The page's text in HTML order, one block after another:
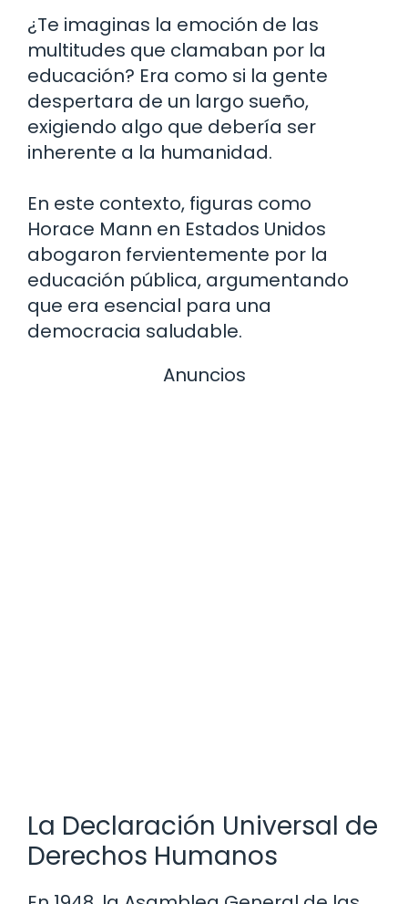
¿Te imaginas la emoción de las
multitudes que clamaban por la
educación? Era como si la gente
despertara de un largo sueño,
exigiendo algo que debería ser
inherente a la humanidad.
En este contexto, figuras como
Horace Mann en Estados Unidos
abogaron fervientemente por la
educación pública, argumentando
que era esencial para una
democracia saludable.
Anuncios
La Declaración Universal de
Derechos Humanos